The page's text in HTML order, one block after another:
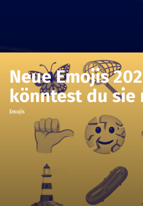
Neue Emojis
könntest du sie
Emojis